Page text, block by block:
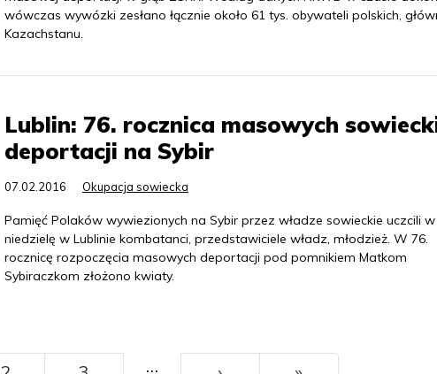
wówczas wywózki zesłano łącznie około 61 tys. obywateli polskich,
Kazachstanu.
Lublin: 76. rocznica masowych
deportacji na Sybir
07.02.2016 Okupacja sowiecka
Pamięć Polaków wywiezionych na Sybir przez władze sowieckie uczcili w
niedzielę w Lublinie kombatanci, przedstawiciele władz, młodzież. W 76.
rocznicę rozpoczęcia masowych deportacji pod pomnikiem Matkom
Sybiraczkom złożono kwiaty.
…